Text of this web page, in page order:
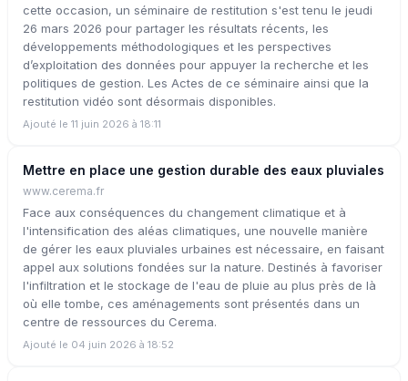
cette occasion, un séminaire de restitution s'est tenu le jeudi
26 mars 2026 pour partager les résultats récents, les
développements méthodologiques et les perspectives
d’exploitation des données pour appuyer la recherche et les
politiques de gestion. Les Actes de ce séminaire ainsi que la
restitution vidéo sont désormais disponibles.
Ajouté le 11 juin 2026 à 18:11
Mettre en place une gestion durable des eaux pluviales
www.cerema.fr
Face aux conséquences du changement climatique et à
l'intensification des aléas climatiques, une nouvelle manière
de gérer les eaux pluviales urbaines est nécessaire, en faisant
appel aux solutions fondées sur la nature. Destinés à favoriser
l'infiltration et le stockage de l'eau de pluie au plus près de là
où elle tombe, ces aménagements sont présentés dans un
centre de ressources du Cerema.
Ajouté le 04 juin 2026 à 18:52